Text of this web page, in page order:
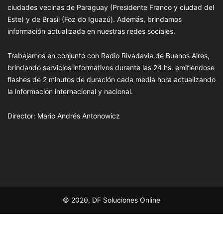
ciudades vecinas de Paraguay (Presidente Franco y ciudad del
Este) y de Brasil (Foz do Iguazú). Además, brindamos
información actualizada en nuestras redes sociales.
Trabajamos en conjunto con Radio Rivadavia de Buenos Aires,
brindando servicios informativos durante las 24 hs. emitiéndose
flashes de 2 minutos de duración cada media hora actualizando
la información internacional y nacional.
Director: Mario Andrés Antonowicz
© 2020, DF Soluciones Online